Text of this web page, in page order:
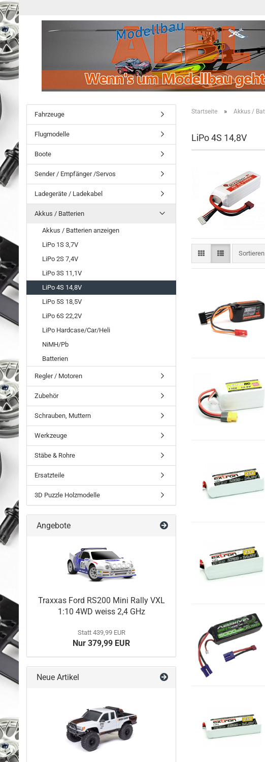
Startseite » Akkus /
LiPo 4S 14,8V
Fahrzeuge
Flugmodelle
Boote
Sender / Empfänger /Servos
Ladegeräte / Ladekabel
Akkus / Batterien
Akkus / Batterien anzeigen
LiPo 1S 3,7V
LiPo 2S 7,4V
LiPo 3S 11,1V
LiPo 4S 14,8V
LiPo 5S 18,5V
LiPo 6S 22,2V
LiPo Hardcase/Car/Heli
NiMH/Pb
Batterien
Regler / Motoren
Zubehör
Schrauben, Muttern
Werkzeuge
Stäbe & Rohre
Ersatzteile
3D Puzzle Holzmodelle
Angebote
Traxxas Ford RS200 Mini Rally VXL
1:10 4WD weiss 2,4 GHz
Statt 439,99 EUR
Nur 379,99 EUR
Neue Artikel